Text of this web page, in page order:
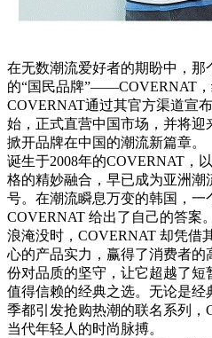
在无数潮流爱好者的期盼中，
的“国民品牌”——COVERNAT，
COVERNAT通过其官方渠道宣
始，正式直营中国市场，并将迎
掀开品牌在中国的潮流新篇章。
诞生于2008年的COVERNAT，
格的精妙融合，早已成为亚洲
号。在潮流瞬息万变的韩国，一
COVERNAT 给出了自己的答案
浪淹没时，COVERNAT 却凭借
心的产品实力，赢得了消费者
份对品质的坚守，让它超越了短
值得信赖的经典之选。无论是经
季都引发抢购热潮的联名系列，
当代年轻人的时尚脉搏。